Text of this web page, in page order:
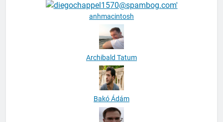
anhmacintosh
Archibald Tatum
Bakó Ádám